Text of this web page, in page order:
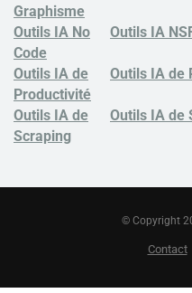
Graphisme
Outils IA No
Code
Outils IA
Outils IA de
Productivité
Outils IA de
Outils IA de
Scraping
Outils IA de
© Copyright
Contact